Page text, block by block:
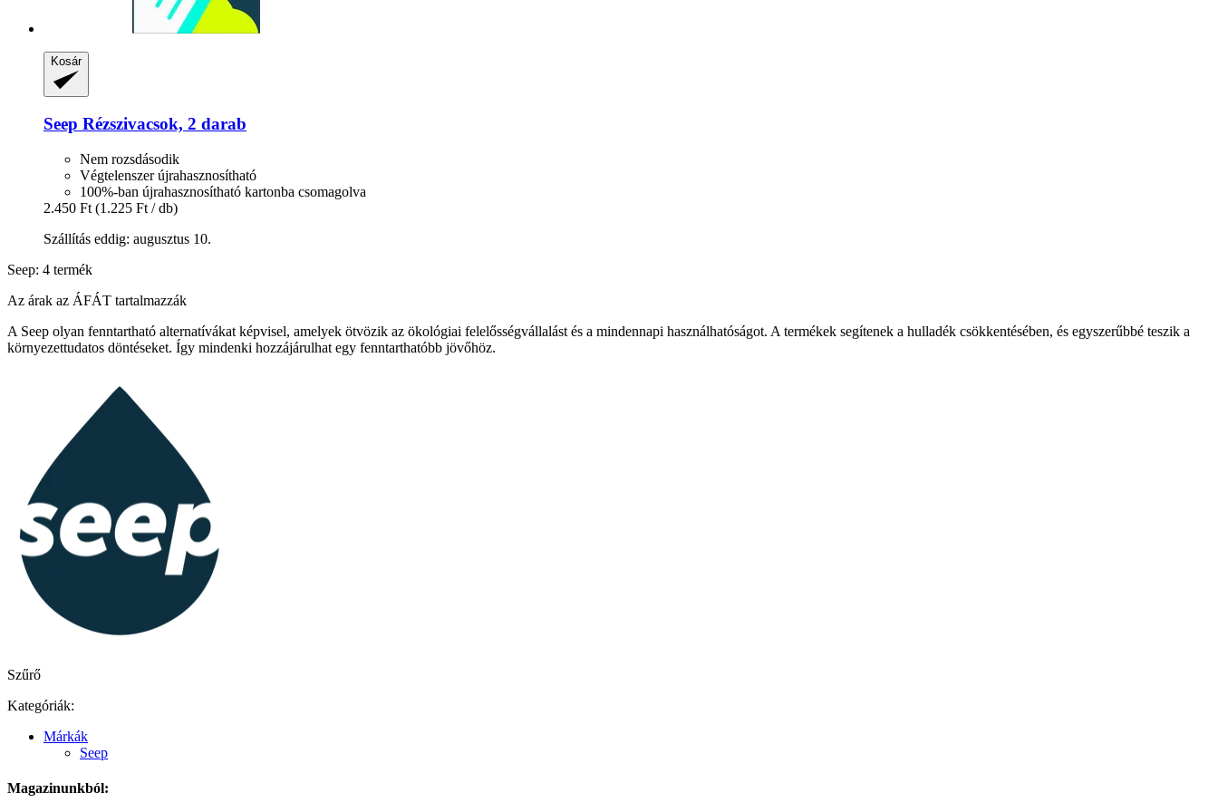
Kosár
Seep Rézszivacsok, 2 darab
Nem rozsdásodik
Végtelenszer újrahasznosítható
100%-ban újrahasznosítható kartonba csomagolva
2.450 Ft (1.225 Ft / db)
Szállítás eddig: augusztus 10.
Seep: 4 termék
Az árak az ÁFÁT tartalmazzák
A Seep olyan fenntartható alternatívákat képvisel, amelyek ötvözik az ökológiai felelősségvállalást és a mindennapi használhatóságot. A termékek segítenek a hulladék csökkentésében, és egyszerűbbé teszik a
környezettudatos döntéseket. Így mindenki hozzájárulhat egy fenntarthatóbb jövőhöz.
Szűrő
Kategóriák:
Márkák
Seep
Magazinunkból: